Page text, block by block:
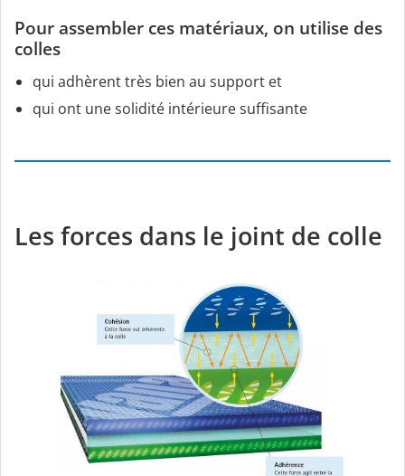
Pour assembler ces matériaux, on utilise des
colles
qui adhèrent très bien au support et
qui ont une solidité intérieure suffisante
Les forces dans le joint de colle